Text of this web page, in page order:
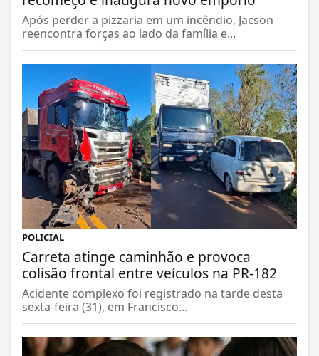
Após perder a pizzaria em um incêndio, Jacson
reencontra forças ao lado da família e...
POLICIAL
Carreta atinge caminhão e provoca
colisão frontal entre veículos na PR-182
Acidente complexo foi registrado na tarde desta
sexta-feira (31), em Francisco...